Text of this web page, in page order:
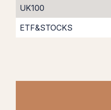
UK100
ETF&STOCKS